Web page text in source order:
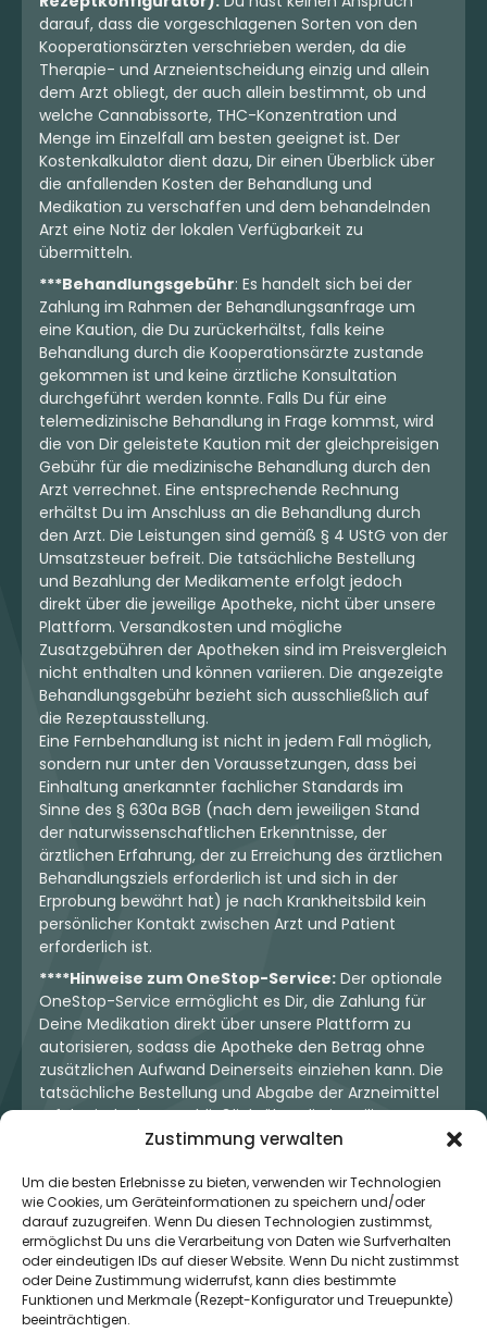
Zustimmung verwalten
Um die besten Erlebnisse zu bieten, verwenden wir Technologien
wie Cookies, um Geräteinformationen zu speichern und/oder
darauf zuzugreifen. Wenn Du diesen Technologien zustimmst,
ermöglichst Du uns die Verarbeitung von Daten wie Surfverhalten
oder eindeutigen IDs auf dieser Website. Wenn Du nicht zustimmst
oder Deine Zustimmung widerrufst, kann dies bestimmte
Funktionen und Merkmale (Rezept-Konfigurator und Treuepunkte)
beeinträchtigen.
Extrakt
GROW 25:25 CAN
Shiskaberry
0 (0)
THC:25mg CBD:25mg
5.50 €
Extrakt
GROW 10:10 CAN
0(0)
THC:10mg CBD:
4.30 €
mehr laden
darauf, dass die vorgeschlagenen Sorten von den
Kooperationsärzten verschrieben werden, da die
Therapie- und Arzneientscheidung einzig und allein
dem Arzt obliegt, der auch allein bestimmt, ob und
welche Cannabissorte, THC-Konzentration und
Menge im Einzelfall am besten geeignet ist. Der
Kostenkalkulator dient dazu, Dir einen Überblick über
die anfallenden Kosten der Behandlung und
Medikation zu verschaffen und dem behandelnden
Arzt eine Notiz der lokalen Verfügbarkeit zu
übermitteln.
***Behandlungsgebühr: Es handelt sich bei der
Zahlung im Rahmen der Behandlungsanfrage um
eine Kaution, die Du zurückerhältst, falls keine
Behandlung durch die Kooperationsärzte zustande
gekommen ist und keine ärztliche Konsultation
durchgeführt werden konnte. Falls Du für eine
telemedizinische Behandlung in Frage kommst, wird
die von Dir geleistete Kaution mit der gleichpreisigen
Gebühr für die medizinische Behandlung durch den
Arzt verrechnet. Eine entsprechende Rechnung
erhältst Du im Anschluss an die Behandlung durch
den Arzt. Die Leistungen sind gemäß § 4 UStG von der
Umsatzsteuer befreit. Die tatsächliche Bestellung
und Bezahlung der Medikamente erfolgt jedoch
direkt über die jeweilige Apotheke, nicht über unsere
Plattform. Versandkosten und mögliche
Zusatzgebühren der Apotheken sind im Preisvergleich
nicht enthalten und können variieren. Die angezeigte
Behandlungsgebühr bezieht sich ausschließlich auf
die Rezeptausstellung.
Eine Fernbehandlung ist nicht in jedem Fall möglich,
sondern nur unter den Voraussetzungen, dass bei
Einhaltung anerkannter fachlicher Standards im
Sinne des § 630a BGB (nach dem jeweiligen Stand
der naturwissenschaftlichen Erkenntnisse, der
ärztlichen Erfahrung, der zu Erreichung des ärztlichen
Behandlungsziels erforderlich ist und sich in der
Erprobung bewährt hat) je nach Krankheitsbild kein
persönlicher Kontakt zwischen Arzt und Patient
erforderlich ist.
****Hinweise zum OneStop-Service: Der optionale
OneStop-Service ermöglicht es Dir, die Zahlung für
Deine Medikation direkt über unsere Plattform zu
autorisieren, sodass die Apotheke den Betrag ohne
zusätzlichen Aufwand Deinerseits einziehen kann. Die
tatsächliche Bestellung und Abgabe der Arzneimittel
erfolgt jedoch ausschließlich über die jeweilige
Apotheke. Der Kaufvertrag entsteht stets zwischen
kein pharmazeutisches Angebot dar, sondern dient
lediglich der komfortablen Zahlungsabwicklung. Die
Nutzung ist freiwillig und hat keinerlei Einfluss auf die
ärztliche Therapieentscheidung oder die Wahl der
verschriebenen Medikation. Apotheken sind rechtlich
unabhängig und unterliegen den gesetzlichen
Vorgaben zur Arzneimittelabgabe.